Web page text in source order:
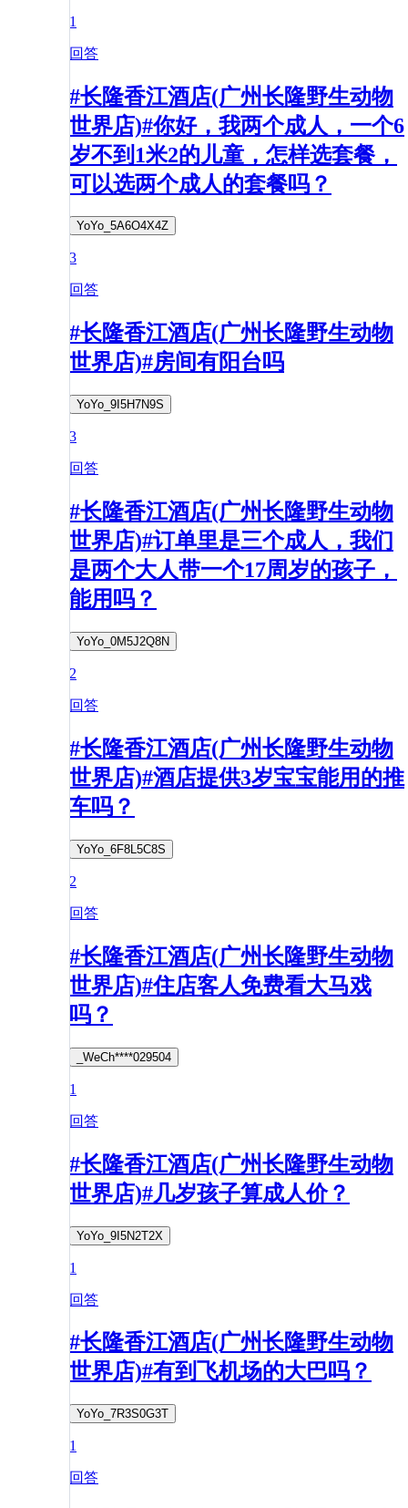
1
回答
#长隆香江酒店(广州长隆野生动物
世界店)#你好，我两个成人，一个6
岁不到1米2的儿童，怎样选套餐，
可以选两个成人的套餐吗？
YoYo_5A6O4X4Z
3
回答
#长隆香江酒店(广州长隆野生动物
世界店)#房间有阳台吗
YoYo_9I5H7N9S
3
回答
#长隆香江酒店(广州长隆野生动物
世界店)#订单里是三个成人，我们
是两个大人带一个17周岁的孩子，
能用吗？
YoYo_0M5J2Q8N
2
回答
#长隆香江酒店(广州长隆野生动物
世界店)#酒店提供3岁宝宝能用的推
车吗？
YoYo_6F8L5C8S
2
回答
#长隆香江酒店(广州长隆野生动物
世界店)#住店客人免费看大马戏
吗？
_WeCh****029504
1
回答
#长隆香江酒店(广州长隆野生动物
世界店)#几岁孩子算成人价？
YoYo_9I5N2T2X
1
回答
#长隆香江酒店(广州长隆野生动物
世界店)#有到飞机场的大巴吗？
YoYo_7R3S0G3T
1
回答